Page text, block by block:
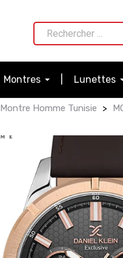
Montres Lunettes
Montre Homme Tunisie